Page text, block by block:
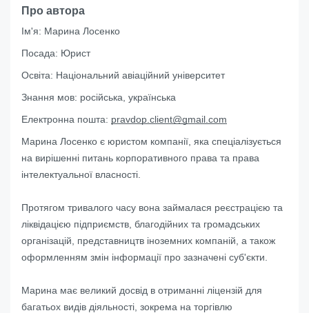
Про автора
Ім'я: Марина Лосенко
Посада: Юрист
Освіта: Національний авіаційний університет
Знання мов: російська, українська
Електронна пошта: pravdop.client@gmail.com
Марина Лосенко є юристом компанії, яка спеціалізується
на вирішенні питань корпоративного права та права
інтелектуальної власності.
Протягом тривалого часу вона займалася реєстрацією та
ліквідацією підприємств, благодійних та громадських
організацій, представництв іноземних компаній, а також
оформленням змін інформації про зазначені суб'єкти.
Марина має великий досвід в отриманні ліцензій для
багатьох видів діяльності, зокрема на торгівлю